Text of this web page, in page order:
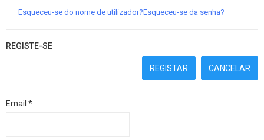
Esqueceu-se do nome de utilizador?Esqueceu-se da senha?
REGISTE-SE
REGISTAR CANCELAR
Email *